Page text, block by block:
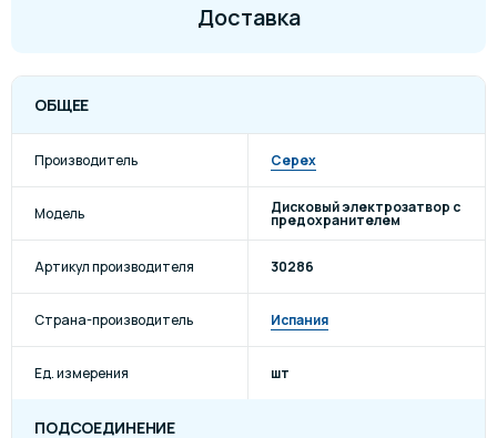
Доставка
ОБЩЕЕ
Производитель Cepex
Модель Дисковый электрозатвор с
предохранителем
Артикул производителя 30286
Страна-производитель Испания
Ед. измерения шт
ПОДСОЕДИНЕНИЕ